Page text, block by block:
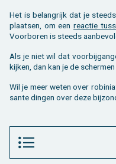
Het is be­lang­rijk dat je
plaat­sen, om een re­ac­tie
Voor­bo­ren is steeds
Als je niet wil dat
kij­ken, dan kan je de
Wil je meer weten over
san­te din­gen over deze